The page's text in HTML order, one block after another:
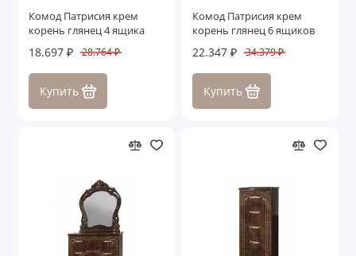
Комод Патрисия крем
корень глянец 4 ящика
18.697 ₽ 28.764 ₽
Купить
Комод Патрисия крем
корень глянец 6 ящиков
22.347 ₽ 34.379 ₽
Купить